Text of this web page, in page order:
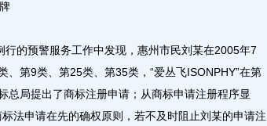
的预警服务工作中发现，惠州市民刘某在2005年7
、第9类、第25类、第35类，“爱丛飞ISONPHY”在第
总局提出了商标注册申请；从商标申请注册程序显
法申请在先的确权原则，若不及时阻止刘某的申请注